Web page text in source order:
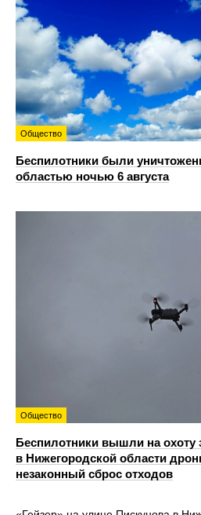
Общество
Беспилотники были
областью ночью 6 августа
Общество
Беспилотники вышли на охоту
в Нижегородской области
незаконный сброс отходов